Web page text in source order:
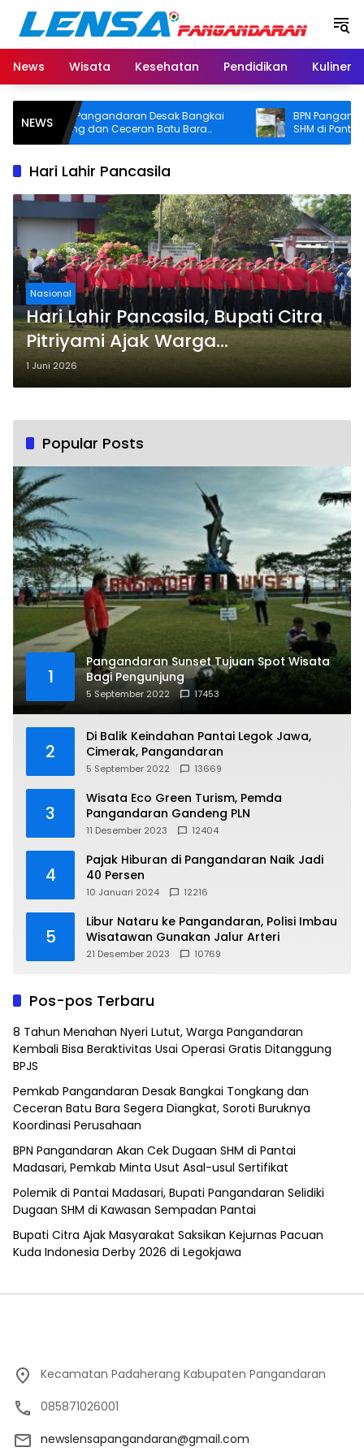
Langsung
konten
News
Wisata Kesehatan Pendidikan Kuliner
NEWS
Pemkab Pangandaran Desak Bangkai
Tongkang dan Ceceran Batu Bara
Segera Diangkat, Soroti Buruknya
BPN
SHM di Pantai
Usut Asal-usul
Hari Lahir Pancasila
Nasional
Hari Lahir Pancasila, Bupati Citra
Pitriyami Ajak Warga
Pangandaran Jaga Persatuan
dan Kondusivitas
1 Juni 2026
Popular Posts
1
Pangandaran Sunset Tujuan Spot Wisata
Bagi Pengunjung
5 September 2022 17453
2
Di Balik Keindahan Pantai Legok Jawa,
Cimerak, Pangandaran
5 September 2022 13669
3
Wisata Eco Green Turism, Pemda
Pangandaran Gandeng PLN
11 Desember 2023 12404
4
Pajak Hiburan di Pangandaran Naik Jadi
40 Persen
10 Januari 2024 12216
5
Libur Nataru ke Pangandaran, Polisi Imbau
Wisatawan Gunakan Jalur Arteri
21 Desember 2023 10769
Pos-pos Terbaru
8 Tahun Menahan Nyeri Lutut, Warga Pangandaran
Kembali Bisa Beraktivitas Usai Operasi Gratis Ditanggung
BPJS
Pemkab Pangandaran Desak Bangkai Tongkang dan
Ceceran Batu Bara Segera Diangkat, Soroti Buruknya
Koordinasi Perusahaan
BPN Pangandaran Akan Cek Dugaan SHM di Pantai
Madasari, Pemkab Minta Usut Asal-usul Sertifikat
Polemik di Pantai Madasari, Bupati Pangandaran Selidiki
Dugaan SHM di Kawasan Sempadan Pantai
Bupati Citra Ajak Masyarakat Saksikan Kejurnas Pacuan
Kuda Indonesia Derby 2026 di Legokjawa
Kecamatan Padaherang Kabupaten Pangandaran
085871026001
newslensapangandaran@gmail.com